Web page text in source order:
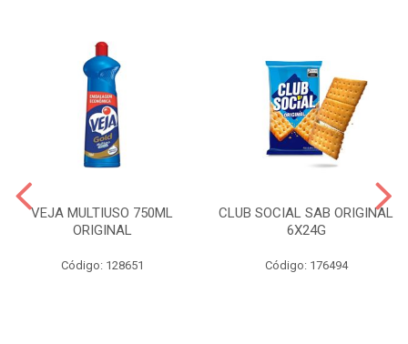
VEJA MULTIUSO 750ML
ORIGINAL
Código: 128651
CLUB SOCIAL SAB ORIGINAL
6X24G
Código: 176494